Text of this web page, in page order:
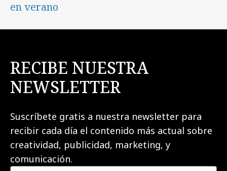
en verano
RECIBE NUESTRA
NEWSLETTER
Suscríbete gratis a nuestra newsletter para
recibir cada día el contenido más actual sobre
creatividad, publicidad, marketing, y
comunicación.